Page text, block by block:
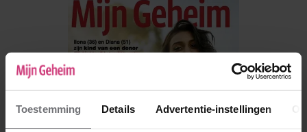
Toestemming Details Advertentie-instellingen